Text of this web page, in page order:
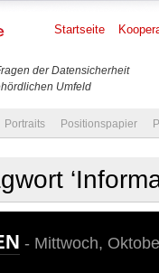
der Datensicherheit
Umfeld
Startseite
Portraits Positionspapier
- Mittwoch,